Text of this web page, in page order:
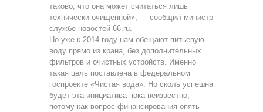
таково, что она может считаться лишь
технически очищенной», — сообщил министр
службе новостей 66.ru.
Но уже к 2014 году нам обещают питьевую
воду прямо из крана, без дополнительных
фильтров и очистных устройств. Именно
такая цель поставлена в федеральном
госпроекте «Чистая вода». Но сколь успешна
будет эта инициатива пока неизвестно,
потому как вопрос финансирования опять